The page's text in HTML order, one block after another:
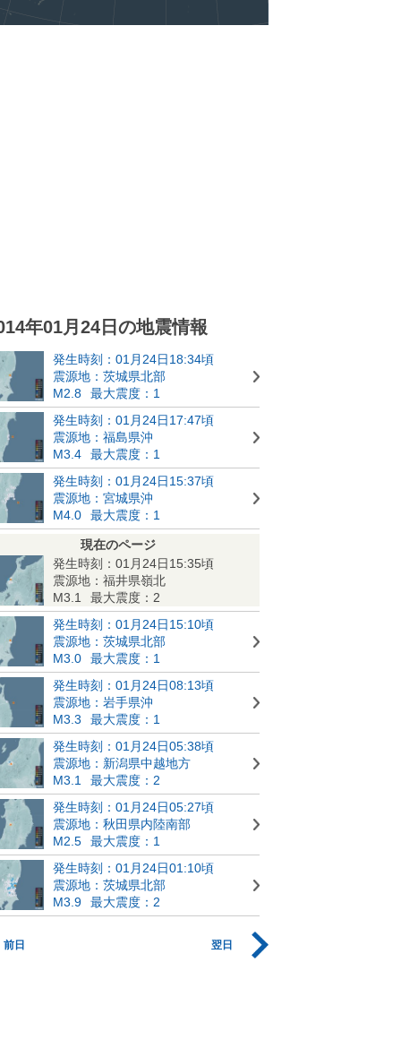
年01月24日の地震情報
発生時刻：01月24日18:34頃
震源地：茨城県北部
M2.8
最大震度：1
発生時刻：01月24日17:47頃
震源地：福島県沖
M3.4
最大震度：1
発生時刻：01月24日15:37頃
震源地：宮城県沖
M4.0
最大震度：1
現在のページ
発生時刻：01月24日15:35頃
震源地：福井県嶺北
M3.1
最大震度：2
発生時刻：01月24日15:10頃
震源地：茨城県北部
M3.0
最大震度：1
発生時刻：01月24日08:13頃
震源地：岩手県沖
M3.3
最大震度：1
発生時刻：01月24日05:38頃
震源地：新潟県中越地方
M3.1
最大震度：2
発生時刻：01月24日05:27頃
震源地：秋田県内陸南部
M2.5
最大震度：1
発生時刻：01月24日01:10頃
震源地：茨城県北部
M3.9
最大震度：2
前日 翌日